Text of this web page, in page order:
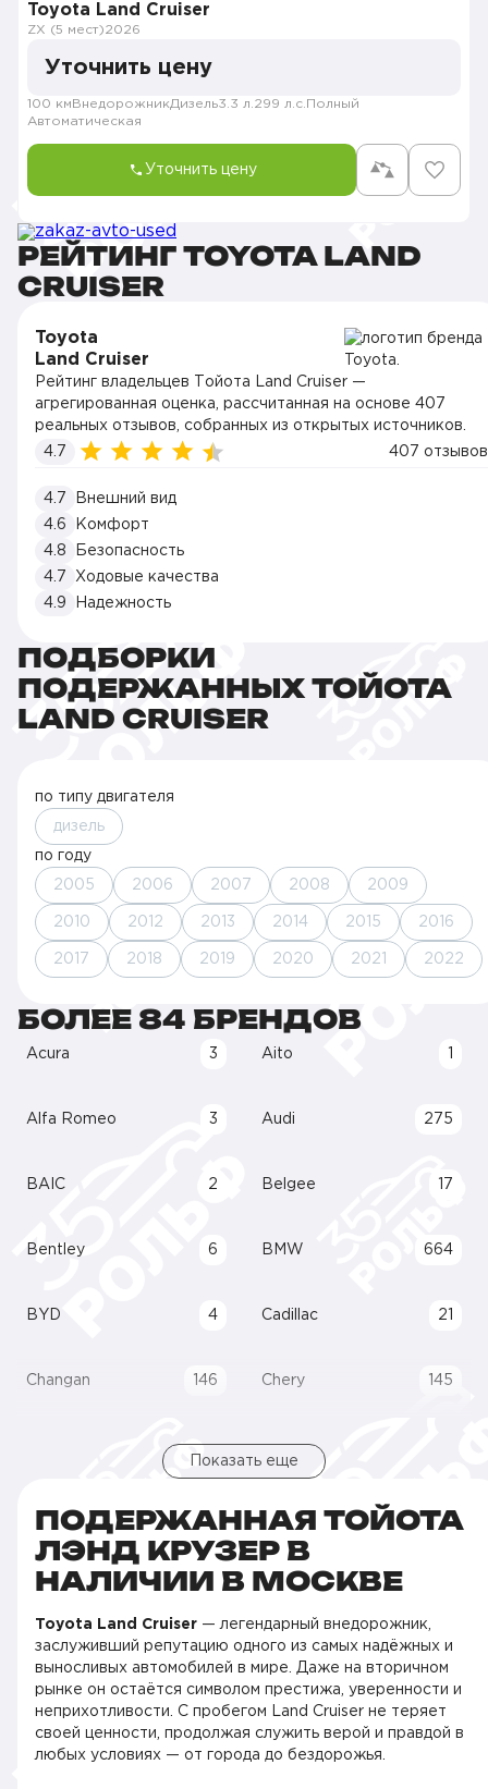
Toyota Land Cruiser
ZX (5 мест)2026
Уточнить цену
100 км ВнедорожникДизель3.3 л. 299 л.с. Полный
Автоматическая
Уточнить цену
РЕЙТИНГ TOYOTA LAND
CRUISER
Toyota
Land Cruiser
Рейтинг владельцев Тойота Land Cruiser —
агрегированная оценка, рассчитанная на основе 407
реальных отзывов, собранных из открытых источников.
4.7
407 отзывов
4.7
Внешний вид
4.6
Комфорт
4.8
Безопасность
4.7
Ходовые качества
4.9
Надежность
ПОДБОРКИ
ПОДЕРЖАННЫХ ТОЙОТА
LAND CRUISER
по типу двигателя
дизель
по году
2005 2006 2007 2008 2009
2010 2012 2013 2014 2015 2016
2017 2018 2019 2020 2021 2022
БОЛЕЕ 84 БРЕНДОВ
Acura 3 Aito
Alfa Romeo 3 Audi 275
BAIC 2 Belgee 17
Bentley 6 BMW 664
BYD 4 Cadillac 21
Changan 146 Chery 145
Показать еще
ПОДЕРЖАННАЯ ТОЙОТА
ЛЭНД КРУЗЕР В
НАЛИЧИИ В МОСКВЕ
Toyota Land Cruiser — легендарный внедорожник,
заслуживший репутацию одного из самых надёжных и
выносливых автомобилей в мире. Даже на вторичном
рынке он остаётся символом престижа, уверенности и
неприхотливости. С пробегом Land Cruiser не теряет
своей ценности, продолжая служить верой и правдой в
любых условиях — от города до бездорожья.